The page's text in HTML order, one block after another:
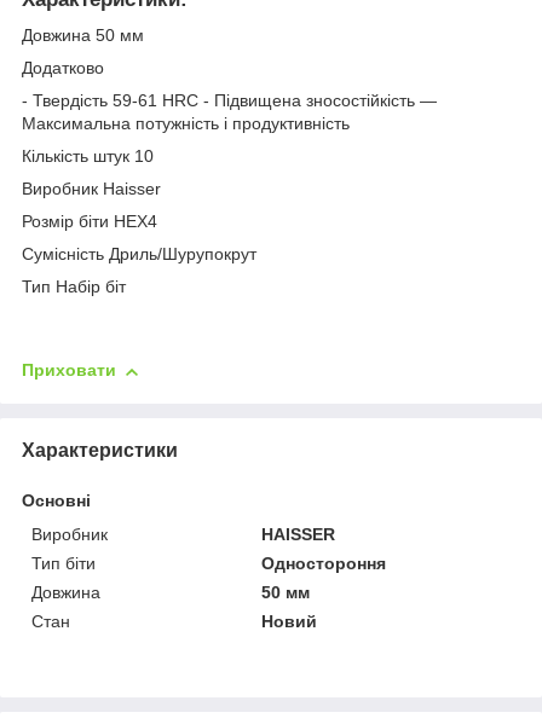
Довжина 50 мм
Додатково
- Твердість 59-61 HRC - Підвищена зносостійкість —
Максимальна потужність і продуктивність
Кількість штук 10
Виробник Haisser
Розмір біти HEX4
Сумісність Дриль/Шурупокрут
Тип Набір біт
Приховати
Характеристики
Основні
Виробник
HAISSER
Тип біти
Одностороння
Довжина
50 мм
Стан
Новий